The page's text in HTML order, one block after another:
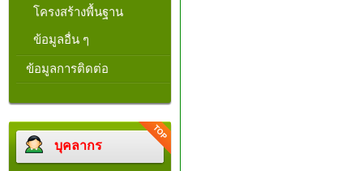
โครงสร้างพื้นฐาน
ข้อมูลอื่น ๆ
ข้อมูลการติดต่อ
บุคลากร